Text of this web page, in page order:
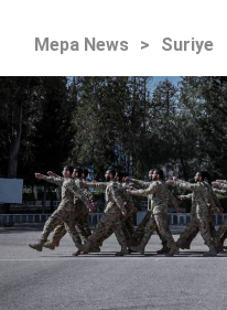
Mepa News > Suriye